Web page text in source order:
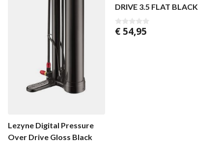
Lezyne Digital Pressure
Over Drive Gloss Black
DRIVE 3.5 FLAT BLACK
0
v
€ 54,95